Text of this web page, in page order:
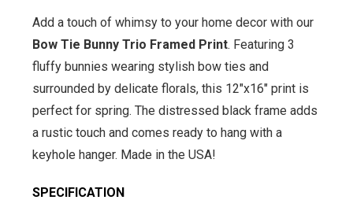
Add a touch of whimsy to your home decor with our
Bow Tie Bunny Trio Framed Print. Featuring 3
fluffy bunnies wearing stylish bow ties and
surrounded by delicate florals, this 12"x16" print is
perfect for spring. The distressed black frame adds
a rustic touch and comes ready to hang with a
keyhole hanger. Made in the USA!
SPECIFICATION